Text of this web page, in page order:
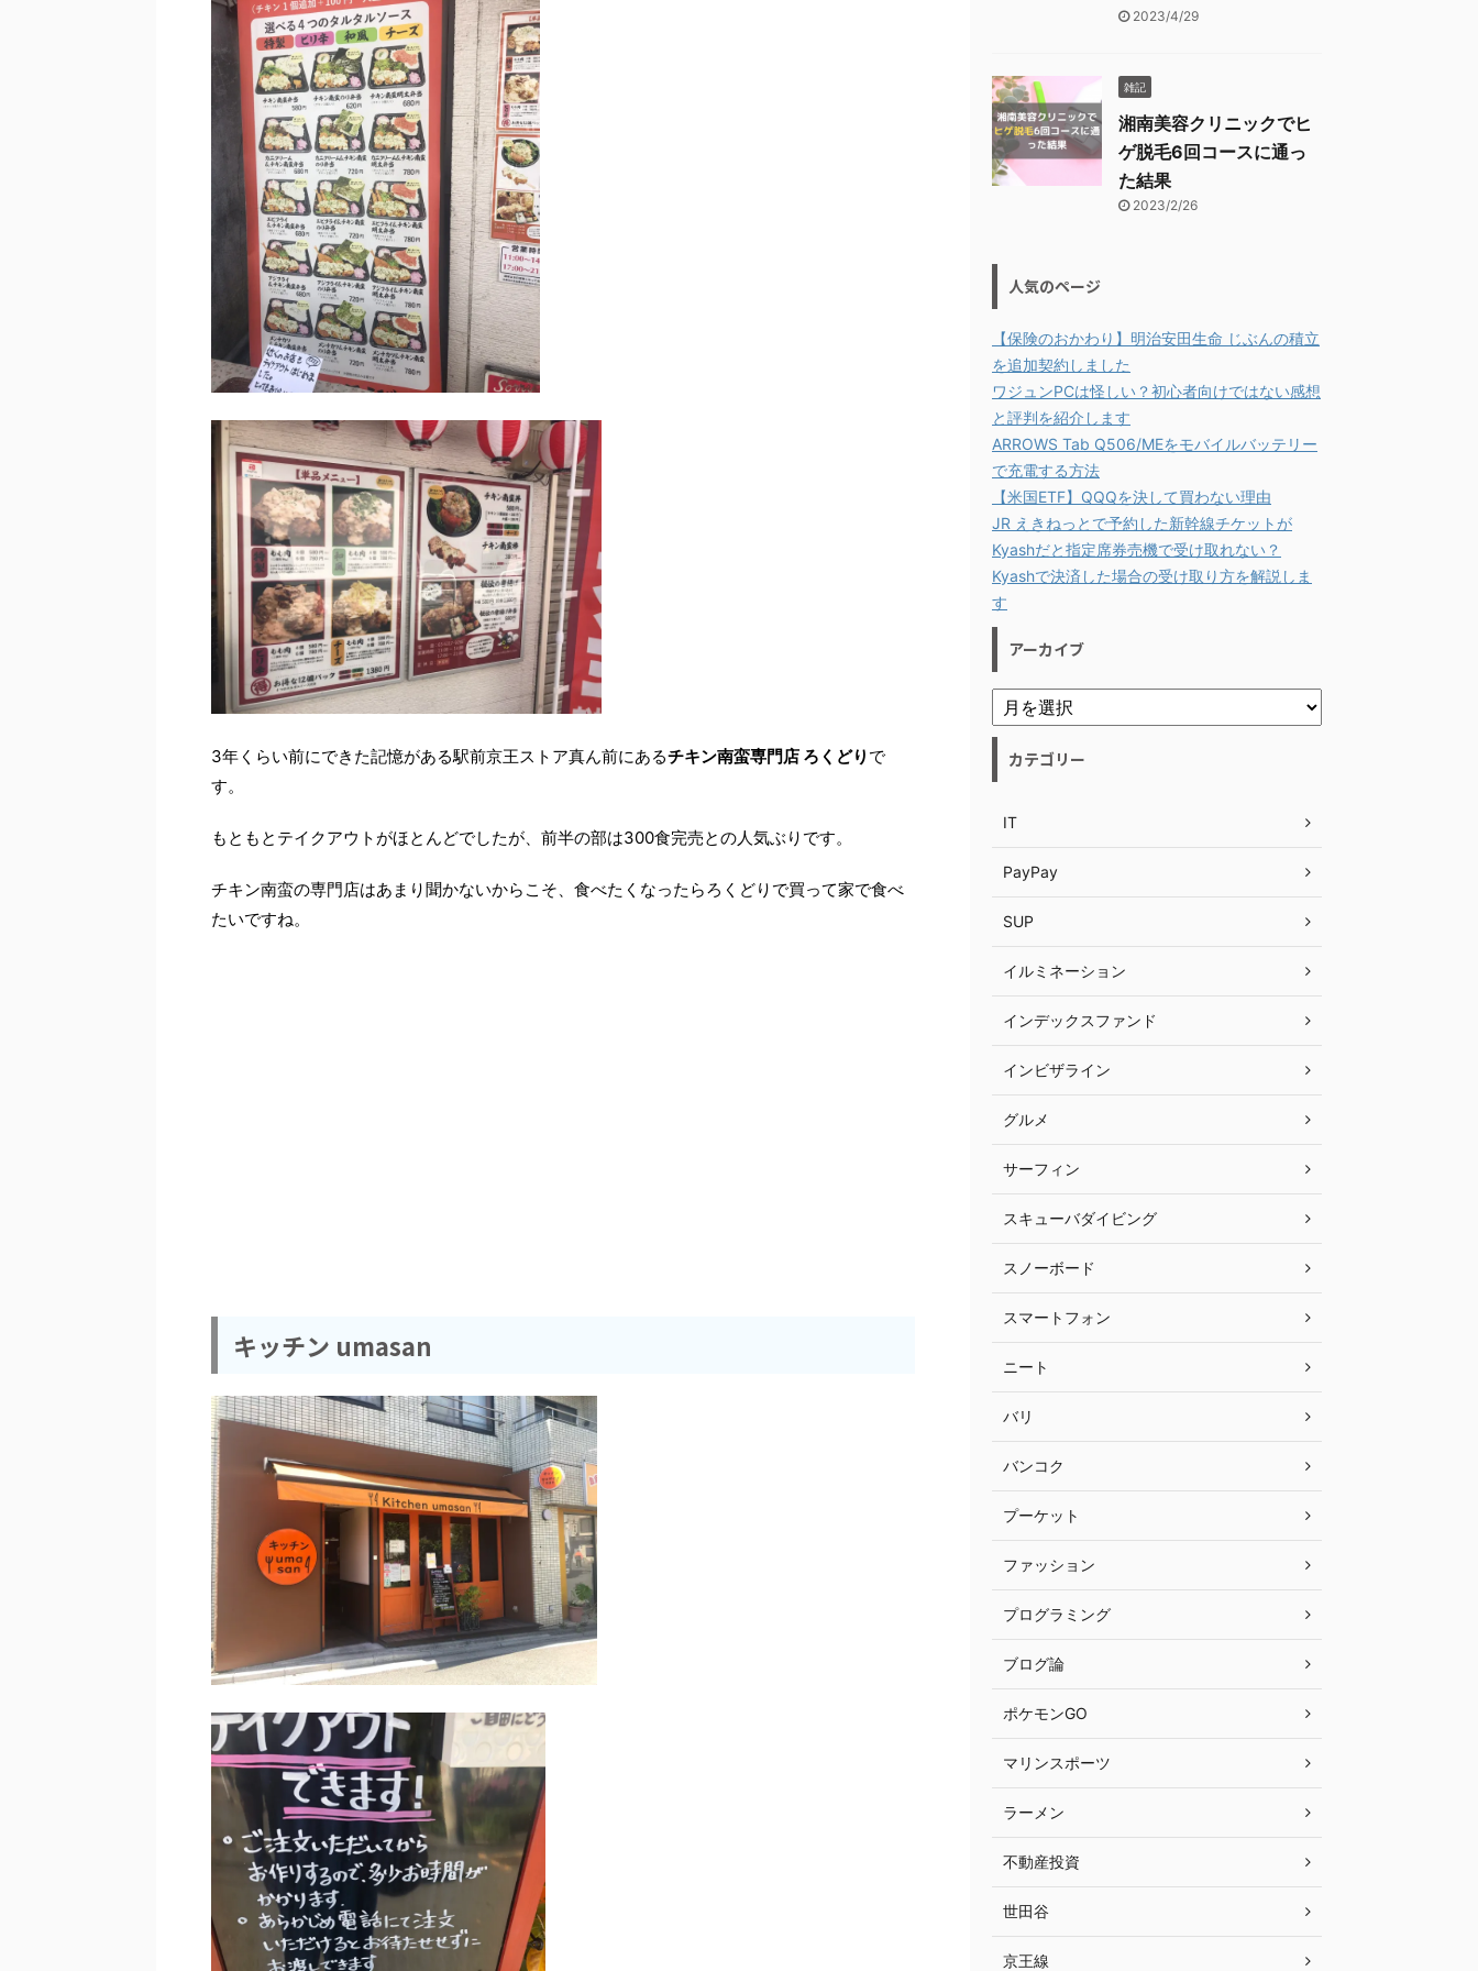
3年くらい前にできた記憶がある駅前京王ストア真ん前にあるチキン南蛮専門店 ろくどり で
す。
もともとテイクアウトがほとんどでしたが、前半の部は300食完売との人気ぶりです。
チキン南蛮の専門店はあまり聞かないからこそ、食べたくなったらろくどりで買って家で食べ
たいですね。
キッチン umasan
2023/4/29
雑記
湘南美容クリニックでヒ
ゲ脱毛6回コースに通っ
た結果
2023/2/26
人気のページ
【保険のおかわり】明治安田生命 じぶんの積立
を追加契約しました
ワジュンPCは怪しい？初心者向けではない感想
と評判を紹介します
ARROWS Tab Q506/MEをモバイルバッテリー
で充電する方法
【米国ETF】QQQを決して買わない理由
JR えきねっとで予約した新幹線チケットが
Kyashだと指定席券売機で受け取れない？
Kyashで決済した場合の受け取り方を解説しま
す
アーカイブ
カテゴリー
IT
PayPay
SUP
イルミネーション
インデックスファンド
インビザライン
グルメ
サーフィン
スキューバダイビング
スノーボード
スマートフォン
ニート
バリ
バンコク
プーケット
ファッション
プログラミング
ブログ論
ポケモンGO
マリンスポーツ
ラーメン
不動産投資
世田谷
京王線